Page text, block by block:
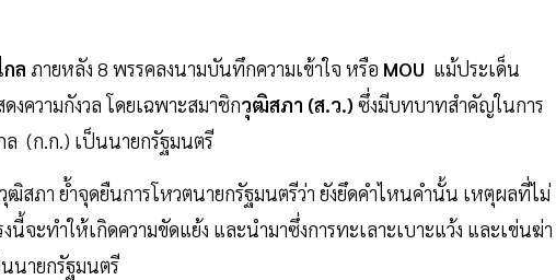
ล ภายหลัง 8 พรรคลงนามบันทึกความเข้าใจ หรือ MOU แม้ประเด็น
ความกังวล โดยเฉพาะสมาชิกวุฒิสภา (ส.ว.) ซึ่งมีบทบาทสำคัญในการ
(ก.ก.) เป็นนายกรัฐมนตรี
ฒิสภา ย้ำจุดยืนการโหวตนายกรัฐมนตรีว่า ยังยึดคำไหนคำนั้น เหตุผลที่ไม่
งนี้จะทำให้เกิดความขัดแย้ง และนำมาซึ่งการทะเลาะเบาะแว้ง และเข่นฆ่า
นายกรัฐมนตรี